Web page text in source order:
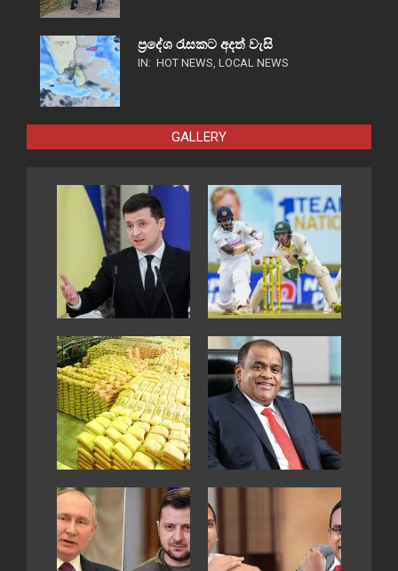
ප්‍රදේශ රැසකට අදත් වැසි
IN: HOT NEWS, LOCAL NEWS
GALLERY